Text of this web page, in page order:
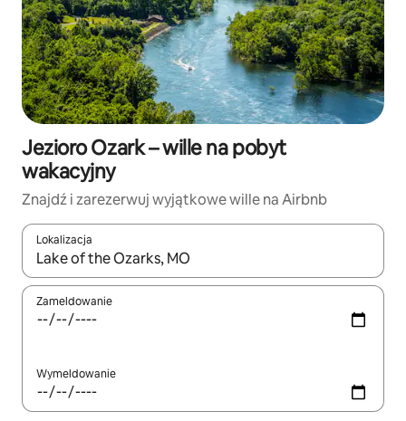
Jezioro Ozark – wille na pobyt
wakacyjny
Znajdź i zarezerwuj wyjątkowe wille na Airbnb
Lokalizacja
Gdy wyniki będą dostępne, możesz poruszać się po nich za
Zameldowanie
Wymeldowanie